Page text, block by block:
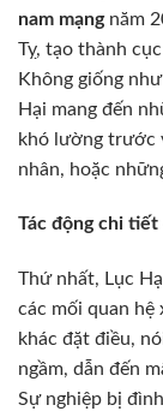
nam mạngnăm
Tỵ, tạo thành
Không giống
Hại mang đến
khó lường trước
nhân, hoặc
Tác động chi tiết
Thứ nhất, Lục
các mối quan hệ
khác đặt điều,
ngầm, dẫn đến
Sự nghiệp bị